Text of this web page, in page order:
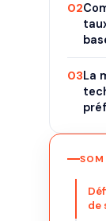
02
03La
de